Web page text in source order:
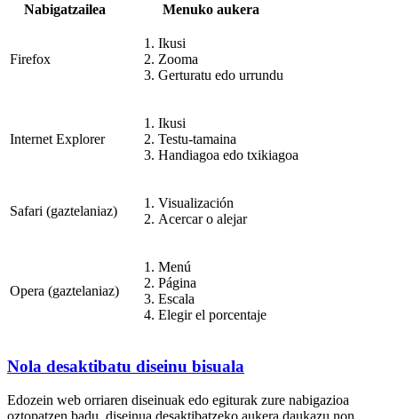
Nabigatzailea
Menuko aukera
Firefox
Ikusi
Zooma
Gerturatu edo urrundu
Internet Explorer
Ikusi
Testu-tamaina
Handiagoa edo txikiagoa
Safari (gaztelaniaz)
Visualización
Acercar o alejar
Opera (gaztelaniaz)
Menú
Página
Escala
Elegir el porcentaje
Nola desaktibatu diseinu bisuala
Edozein web orriaren diseinuak edo egiturak zure nabigazioa